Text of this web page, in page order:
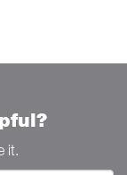
it.